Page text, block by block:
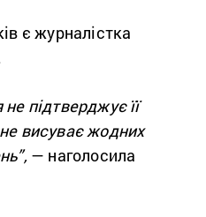
є журналістка
підтверджує її
висуває жодних
— наголосила